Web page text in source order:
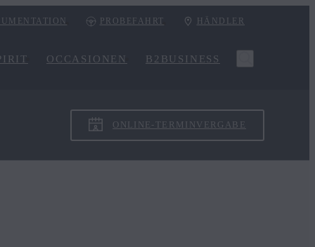
PROBEFAHRT HÄNDLER
OCCASIONEN B2BUSINESS
ONLINE-TERMINVERGABE